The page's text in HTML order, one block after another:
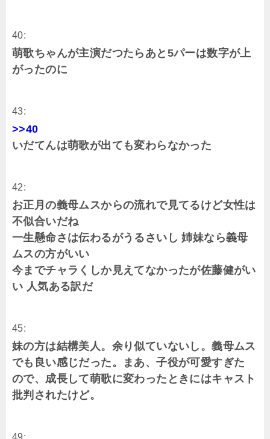
40:
萌歌ちゃんが主演だつたらあと5パーは数字が上
がったのに
43:
>>40
いだてんは萌歌が出ても変わらなかった
42:
お正月の義母ムスからの流れで見てるけど女性は
不似合いだね
一生懸命さは伝わるがうるさいし 姉妹なら義母
ムスの方がいい
今までチャラくしか見えてなかったが佐藤健がい
い 人気ある訳だ
45:
妹の方は結構美人。余り似ていないし。義母ムス
でも良い感じだった。まあ、子役が可愛すぎた
ので、成長して萌歌に変わったときにはキャスト
批判されたけど。
49: